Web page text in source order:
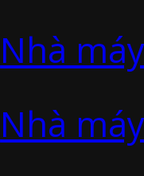
Nhà
Nhà